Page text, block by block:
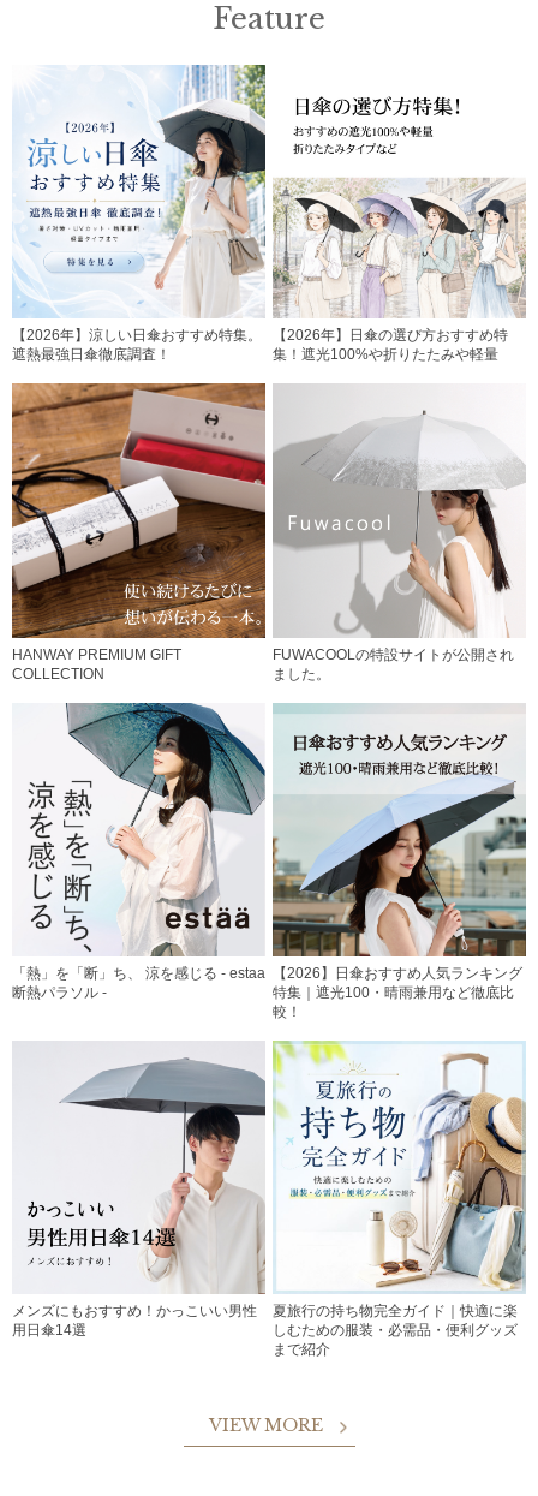
Feature
【2026年】涼しい日傘おすすめ特集。
遮熱最強日傘徹底調査！
【2026年】日傘の選び方おすすめ特
集！遮光100%や折りたたみや軽量
HANWAY PREMIUM GIFT
COLLECTION
FUWACOOLの特設サイトが公開され
ました。
「熱」を「断」ち、 涼を感じる - estaa
断熱パラソル -
【2026】日傘おすすめ人気ランキング
特集｜遮光100・晴雨兼用など徹底比
較！
メンズにもおすすめ！かっこいい男性
用日傘14選
夏旅行の持ち物完全ガイド｜快適に楽
しむための服装・必需品・便利グッズ
まで紹介
VIEW MORE